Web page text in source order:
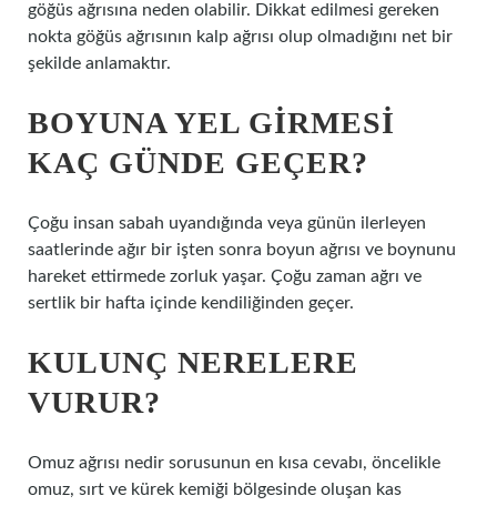
göğüs ağrısına neden olabilir. Dikkat edilmesi gereken
nokta göğüs ağrısının kalp ağrısı olup olmadığını net bir
şekilde anlamaktır.
BOYUNA YEL GIRMESI
KAÇ GÜNDE GEÇER?
Çoğu insan sabah uyandığında veya günün ilerleyen
saatlerinde ağır bir işten sonra boyun ağrısı ve boynunu
hareket ettirmede zorluk yaşar. Çoğu zaman ağrı ve
sertlik bir hafta içinde kendiliğinden geçer.
KULUNÇ NERELERE
VURUR?
Omuz ağrısı nedir sorusunun en kısa cevabı, öncelikle
omuz, sırt ve kürek kemiği bölgesinde oluşan kas